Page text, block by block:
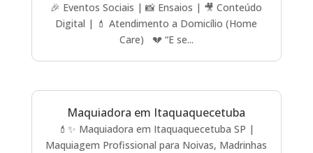
🎉 Eventos Sociais | 📸 Ensaios | 🎥 Conteúdo
Digital | 💄 Atendimento a Domicílio (Home
Care) 💔 “E se...
Maquiadora em Itaquaquecetuba
💄✨ Maquiadora em Itaquaquecetuba SP |
Maquiagem Profissional para Noivas, Madrinhas